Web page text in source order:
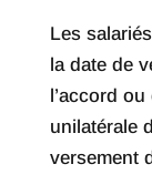
Les
la date de
l’accord
unilatérale
versement